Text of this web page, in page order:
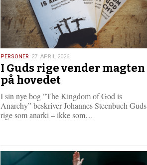
27.
april
2026
PERSONER 27. APRIL 2026
I Guds rige vender magten
på hovedet
I sin nye bog ”The Kingdom of God is
Anarchy” beskriver Johannes Steenbuch Guds
rige som anarki – ikke som…
m
e